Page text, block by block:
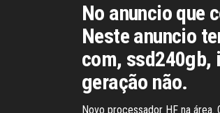
No anuncio que
Neste anuncio
com, ssd240gb,
geração não.
Novo processador HF na